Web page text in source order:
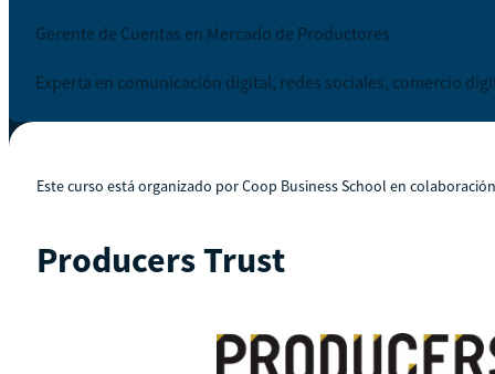
Gerente de Cuentas en Mercado de Productores
Experta en comunicación digital, redes sociales, comercio
Este curso está organizado por Coop Business School en
Producers Trust